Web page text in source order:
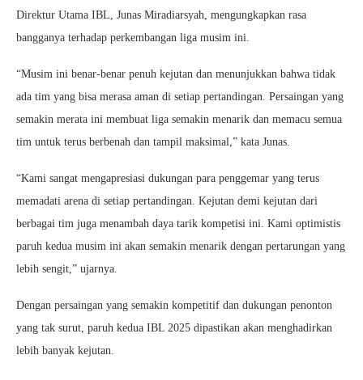
Direktur Utama IBL, Junas Miradiarsyah, mengungkapkan rasa
bangganya terhadap perkembangan liga musim ini.
“Musim ini benar-benar penuh kejutan dan menunjukkan bahwa tidak
ada tim yang bisa merasa aman di setiap pertandingan. Persaingan yang
semakin merata ini membuat liga semakin menarik dan memacu semua
tim untuk terus berbenah dan tampil maksimal,” kata Junas.
“Kami sangat mengapresiasi dukungan para penggemar yang terus
memadati arena di setiap pertandingan. Kejutan demi kejutan dari
berbagai tim juga menambah daya tarik kompetisi ini. Kami optimistis
paruh kedua musim ini akan semakin menarik dengan pertarungan yang
lebih sengit,” ujarnya.
Dengan persaingan yang semakin kompetitif dan dukungan penonton
yang tak surut, paruh kedua IBL 2025 dipastikan akan menghadirkan
lebih banyak kejutan.